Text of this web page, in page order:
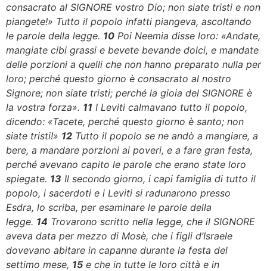
consacrato al SIGNORE vostro Dio; non siate tristi e non
piangete!» Tutto il popolo infatti piangeva, ascoltando
le parole della legge. 10 Poi Neemia disse loro: «Andate,
mangiate cibi grassi e bevete bevande dolci, e mandate
delle porzioni a quelli che non hanno preparato nulla per
loro; perché questo giorno è consacrato al nostro
Signore; non siate tristi; perché la gioia del SIGNORE è
la vostra forza». 11 I Leviti calmavano tutto il popolo,
dicendo: «Tacete, perché questo giorno è santo; non
siate tristi!» 12 Tutto il popolo se ne andò a mangiare, a
bere, a mandare porzioni ai poveri, e a fare gran festa,
perché avevano capito le parole che erano state loro
spiegate. 13 Il secondo giorno, i capi famiglia di tutto il
popolo, i sacerdoti e i Leviti si radunarono presso
Esdra, lo scriba, per esaminare le parole della
legge. 14 Trovarono scritto nella legge, che il SIGNORE
aveva data per mezzo di Mosè, che i figli d’Israele
dovevano abitare in capanne durante la festa del
settimo mese, 15 e che in tutte le loro città e in